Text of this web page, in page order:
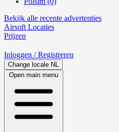
Bekijk alle recente advertenties
Airsoft Locaties
Prijzen
Inloggen / Registreren
Change locale NL
Open main menu